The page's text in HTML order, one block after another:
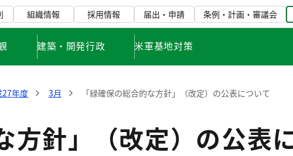
組織情報 採用情報 届出・申請 条例・計画・審議会
建築・開発行政 米軍基地対策
27年度 3月 「緑確保の総合的な方針」（改定）の公表について
方針」（改定）の公表